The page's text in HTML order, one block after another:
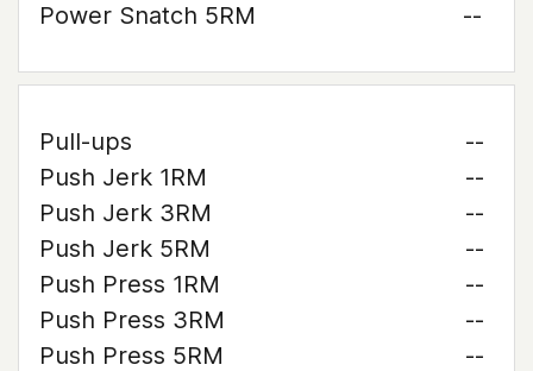
Power Snatch 5RM
--
Pull-ups
--
Push Jerk 1RM
--
Push Jerk 3RM
--
Push Jerk 5RM
--
Push Press 1RM
--
Push Press 3RM
--
Push Press 5RM
--